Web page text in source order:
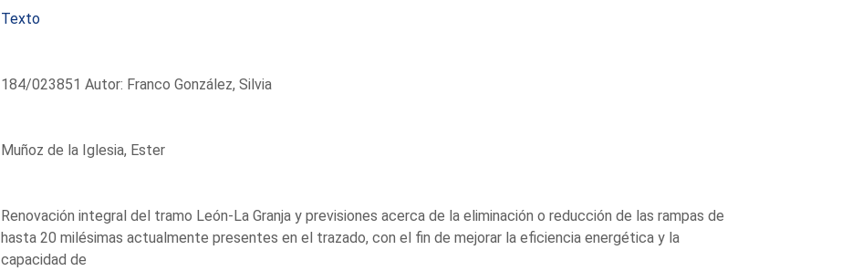
Texto
184/023851 Autor: Franco González, Silvia
Muñoz de la Iglesia, Ester
Renovación integral del tramo León-La Granja y previsiones acerca de la eliminación o reducción de las rampas de
hasta 20 milésimas actualmente presentes en el trazado, con el fin de mejorar la eficiencia energética y la
capacidad de